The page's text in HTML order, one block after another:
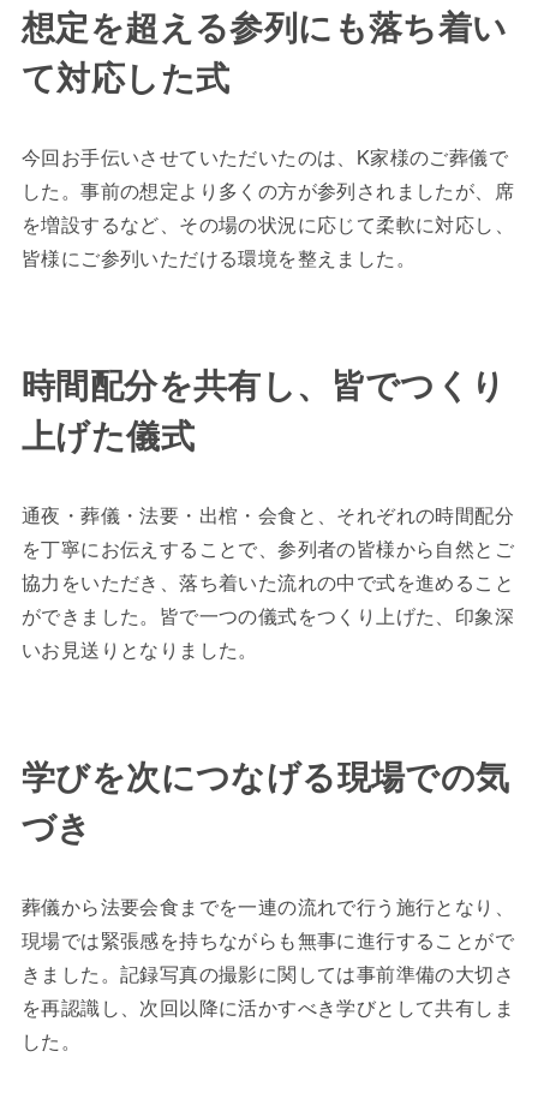
想定を超える参列にも落ち着い
て対応した式
今回お手伝いさせていただいたのは、K家様のご葬儀で
した。事前の想定より多くの方が参列されましたが、席
を増設するなど、その場の状況に応じて柔軟に対応し、
皆様にご参列いただける環境を整えました。
時間配分を共有し、皆でつくり
上げた儀式
通夜・葬儀・法要・出棺・会食と、それぞれの時間配分
を丁寧にお伝えすることで、参列者の皆様から自然とご
協力をいただき、落ち着いた流れの中で式を進めること
ができました。皆で一つの儀式をつくり上げた、印象深
いお見送りとなりました。
学びを次につなげる現場での気
づき
葬儀から法要会食までを一連の流れで行う施行となり、
現場では緊張感を持ちながらも無事に進行することがで
きました。記録写真の撮影に関しては事前準備の大切さ
を再認識し、次回以降に活かすべき学びとして共有しま
した。